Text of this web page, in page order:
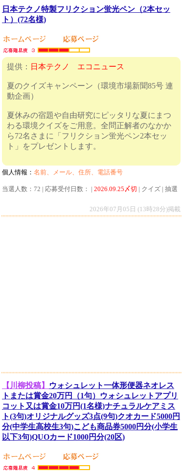
日本テクノ特製フリクション蛍光ペン（2本セッ
ト）(72名様)
提供： 日本テクノ エコニュース
夏のクイズキャンペーン（環境市場新聞85号 連
動企画）
夏休みの宿題や自由研究にピッタリな夏にまつ
わる環境クイズをご用意。全問正解者のなかか
ら72名さまに「フリクション蛍光ペン2本セッ
ト」をプレゼントします。
個人情報： 名前、メール、住所、電話番号
当選人数：72 | 応募受付日数： | 2026.09.25〆切 | クイズ | 抽選
2026年07月05日 (13時28分)掲載
【川柳投稿】
ウォシュレット一体形便器ネオレス
トまたは賞金20万円（1句）ウォシュレットアプリ
コット又は賞金10万円(1名様)ナチュラルケアミス
ト(3句)オリジナルグッズ3点(9句)クオカード5000円
分(中学生高校生3句)こども商品券5000円分(小学生
以下3句)QUOカード1000円分(20区)